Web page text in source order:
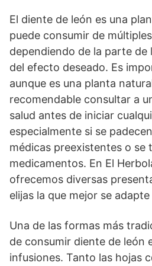
El diente de león es una
puede consumir de
dependiendo de la parte de
del efecto deseado. Es
aunque es una planta
recomendable consultar a
salud antes de iniciar
especialmente si se
médicas preexistentes o se
medicamentos. En El
ofrecemos diversas
elijas la que mejor se
Una de las formas más
de consumir diente de león
infusiones. Tanto las hojas